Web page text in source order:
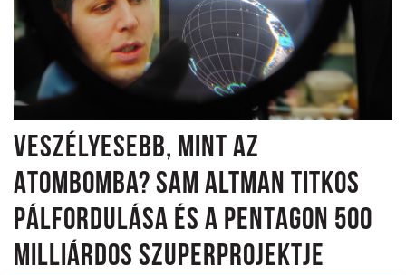
VESZÉLYESEBB, MINT AZ
ATOMBOMBA? SAM ALTMAN TITKOS
PÁLFORDULÁSA ÉS A PENTAGON 500
MILLIÁRDOS SZUPERPROJEKTJE